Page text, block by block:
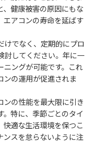
、健康被害の原因にもな
エアコンの寿命を延ばす
けでなく、定期的にプロ
討してください。年に一
ニングが可能です。これ
ンの運用が促進されま
ンの性能を最大限に引き
特に、季節ごとのタイ
適な生活環境を保つこ
ンスを怠らないように注